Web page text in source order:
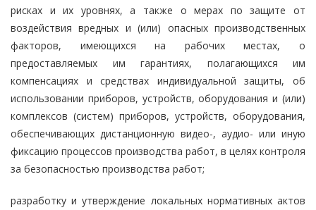
рисках и их уровнях, а также о мерах по защите от
воздействия вредных и (или) опасных производственных
факторов, имеющихся на рабочих местах, о
предоставляемых им гарантиях, полагающихся им
компенсациях и средствах индивидуальной защиты, об
использовании приборов, устройств, оборудования и (или)
комплексов (систем) приборов, устройств, оборудования,
обеспечивающих дистанционную видео-, аудио- или иную
фиксацию процессов производства работ, в целях контроля
за безопасностью производства работ;
разработку и утверждение локальных нормативных актов